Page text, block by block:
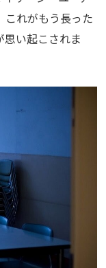
これがもう長った
い起こされま